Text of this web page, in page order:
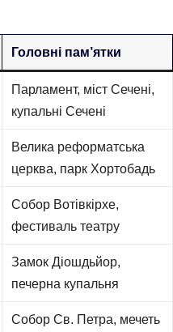
Головні пам’ятки
Парламент, міст Сечені,
купальні Сечені
Велика реформатська
церква, парк Хортобадь
Собор Вотівкірхе,
фестиваль театру
Замок Діошдьйор,
печерна купальня
Собор Св. Петра, мечеть